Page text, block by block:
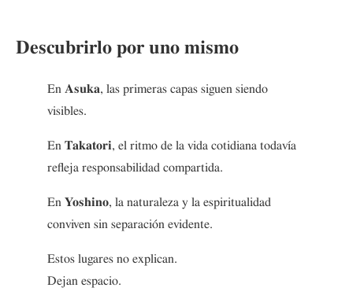
Descubrirlo por uno mismo
En Asuka, las primeras capas siguen siendo
visibles.
En Takatori, el ritmo de la vida cotidiana todavía
refleja responsabilidad compartida.
En Yoshino, la naturaleza y la espiritualidad
conviven sin separación evidente.
Estos lugares no explican.
Dejan espacio.